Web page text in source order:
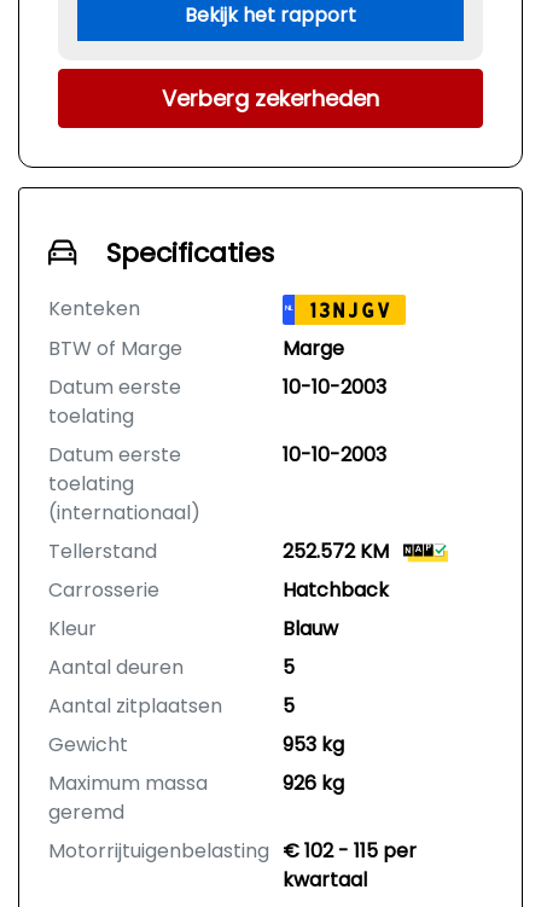
Bekijk het rapport
Verberg zekerheden
Specificaties
Kenteken NL 13NJGV
BTW of Marge
Marge
Datum eerste
toelating
10-10-2003
Datum eerste
toelating
(internationaal)
10-10-2003
Tellerstand
252.572 KM
Carrosserie
Hatchback
Kleur
Blauw
Aantal deuren
5
Aantal zitplaatsen
5
Gewicht
953 kg
Maximum massa
geremd
926 kg
Motorrijtuigenbelasting € 102 - 115 per
kwartaal